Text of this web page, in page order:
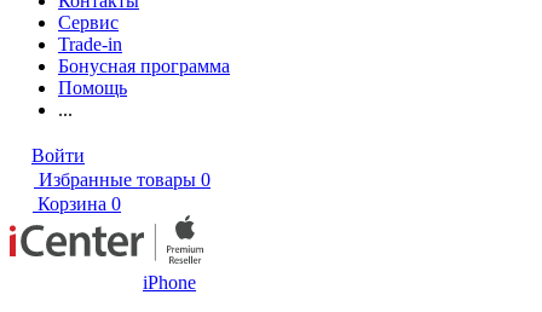
Сервис
Trade-in
Бонусная программа
Помощь
...
Войти
Избранные товары 0
Корзина 0
iPhone